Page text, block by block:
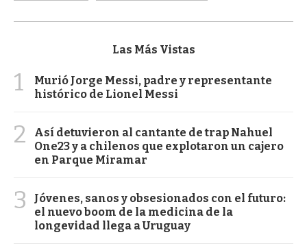
Las Más Vistas
1
Murió Jorge Messi, padre y representante
histórico de Lionel Messi
2
Así detuvieron al cantante de trap Nahuel
One23 y a chilenos que explotaron un cajero
en Parque Miramar
3
Jóvenes, sanos y obsesionados con el futuro:
el nuevo boom de la medicina de la
longevidad llega a Uruguay